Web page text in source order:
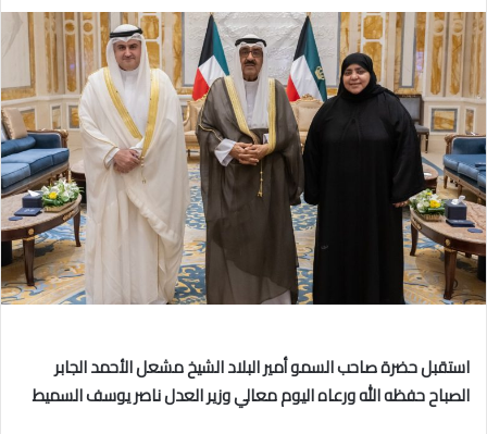
إلكترونيا
استقبل حضرة صاحب السمو أمير البلاد الشيخ مشعل الأحمد الجابر
الصباح حفظه الله ورعاه اليوم معالي وزير العدل ناصر يوسف السميط